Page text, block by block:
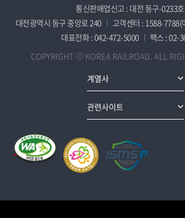
통신판매업신고 : 대전 동구-0233호
대전광역시 동구 중앙로 240
고객센터 : 1588-7788(
대표전화 : 042-472-5000
팩스 : 02-
COPYRIGHT ⓒ KOREA RAILROAD. ALL
계열사
관련사이트